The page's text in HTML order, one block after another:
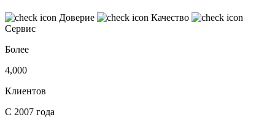
Доверие
Качество
Сервис
Более
4,000
Клиентов
С 2007 года